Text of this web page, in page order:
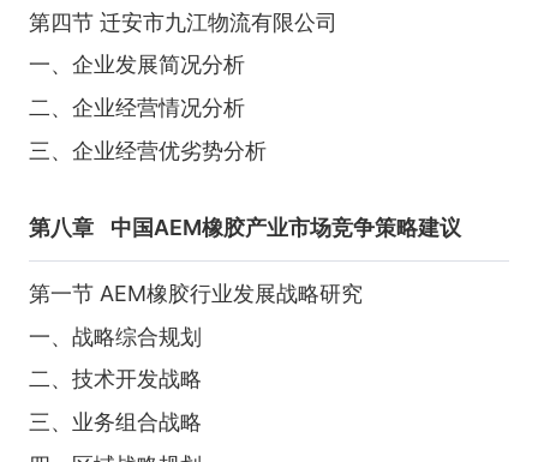
第四节 迁安市九江物流有限公司
一、企业发展简况分析
二、企业经营情况分析
三、企业经营优劣势分析
第八章 中国AEM橡胶产业市场竞争策略建议
第一节 AEM橡胶行业发展战略研究
一、战略综合规划
二、技术开发战略
三、业务组合战略